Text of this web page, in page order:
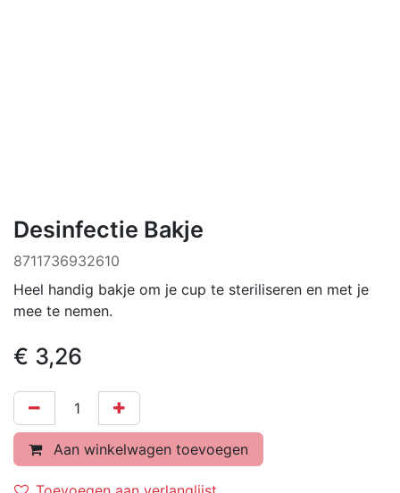
Desinfectie Bakje
8711736932610
Heel handig bakje om je cup te steriliseren en met je
mee te nemen.
€ 3,26
Aan winkelwagen toevoegen